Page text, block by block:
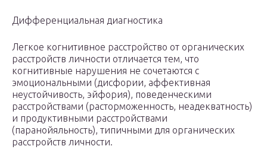
Дифференциальная диагностика
Легкое когнитивное расстройство от органических
расстройств личности отличается тем, что
когнитивные нарушения не сочетаются с
эмоциональными (дисфории, аффективная
неустойчивость, эйфория), поведенческими
расстройствами (расторможенность, неадекватность)
и продуктивными расстройствами
(паранойяльность), типичными для органических
расстройств личности.